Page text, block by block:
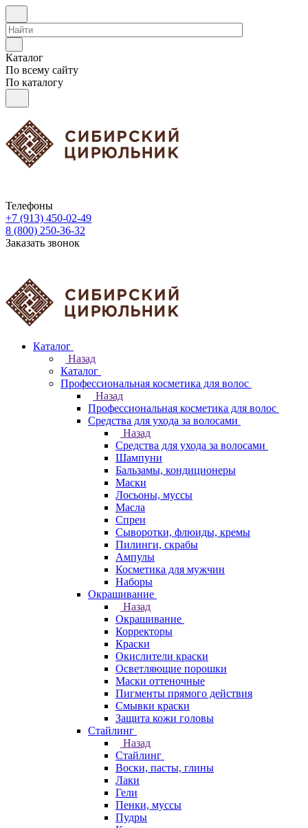
Каталог
По всему сайту
По каталогу
Телефоны
+7 (913) 450-02-49
8 (800) 250-36-32
Заказать звонок
Каталог
Назад
Каталог
Профессиональная косметика для волос
Назад
Профессиональная косметика для волос
Средства для ухода за волосами
Назад
Средства для ухода за волосами
Шампуни
Бальзамы, кондиционеры
Маски
Лосьоны, муссы
Масла
Спреи
Сыворотки, флюиды, кремы
Пилинги, скрабы
Ампулы
Косметика для мужчин
Наборы
Окрашивание
Назад
Окрашивание
Корректоры
Краски
Окислители краски
Осветляющие порошки
Маски оттеночные
Пигменты прямого действия
Смывки краски
Защита кожи головы
Стайлинг
Назад
Стайлинг
Воски, пасты, глины
Лаки
Гели
Пенки, муссы
Пудры